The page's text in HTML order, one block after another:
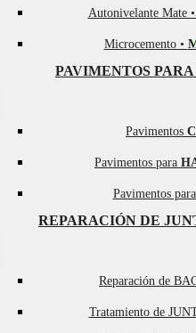
Autonivelante Mate
Microcemento •
PAVIMENTOS
Pavimentos
Pavimentos para
Pavimentos
REPARACIÓN DE
Reparación de
Tratamiento de